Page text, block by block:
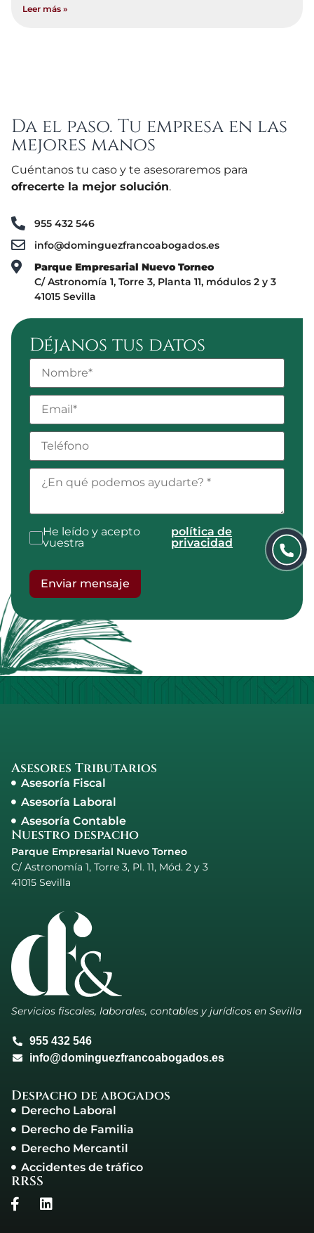
Leer más »
Da el paso. Tu empresa en las
mejores manos
Cuéntanos tu caso y te asesoraremos para
ofrecerte la mejor solución.
955 432 546
info@dominguezfrancoabogados.es
Parque Empresarial Nuevo Torneo
C/ Astronomía 1, Torre 3, Planta 11, módulos 2 y 3
41015 Sevilla
Déjanos tus datos
He leído y acepto
vuestra
política de
privacidad
.
Enviar mensaje
Asesores Tributarios
Asesoría Fiscal
Asesoría Laboral
Asesoría Contable
Nuestro despacho
Parque Empresarial Nuevo Torneo
C/ Astronomía 1, Torre 3, Pl. 11, Mód. 2 y 3
41015 Sevilla
Servicios fiscales, laborales, contables y jurídicos en Sevilla
955 432 546
info@dominguezfrancoabogados.es
Despacho de abogados
Derecho Laboral
Derecho de Familia
Derecho Mercantil
Accidentes de tráfico
RRSS